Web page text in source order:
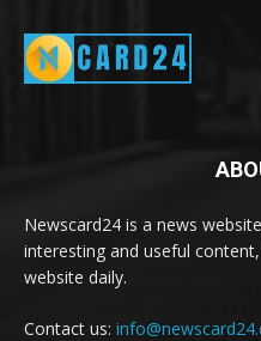
Newscard24 is a news
interesting and useful
website daily.
Contact us: